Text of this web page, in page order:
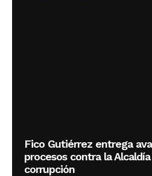
Fico Gutiérrez entrega
procesos contra la
corrupción